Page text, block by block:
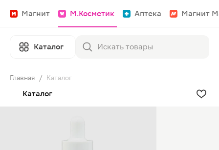
Магнит М.Косметик Аптека Магнит
Каталог
Главная / Каталог
Каталог